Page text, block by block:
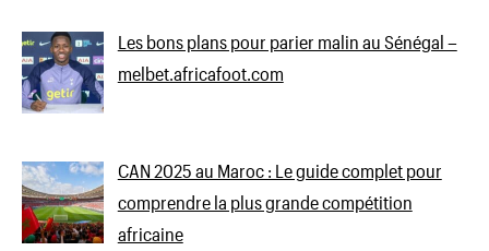
Les bons plans pour parier malin au Sénégal –
melbet.africafoot.com
CAN 2025 au Maroc : Le guide complet pour
comprendre la plus grande compétition
africaine